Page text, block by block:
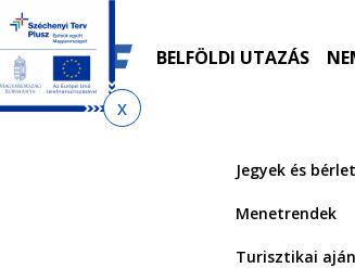
Ugrás
menetrendkeresőhöz
Ugrás
az
almenühöz
Ugrás
tartalomra
Ugrás
az
oldaltérképre
BELFÖLDI UTAZÁS
Jegyek és
Menetrendek
Turisztikai